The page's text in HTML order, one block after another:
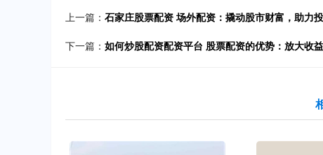
上一篇： 石家庄股票配资 场外配资：撬动股市财富，助力
下一篇： 如何炒股配资配资平台 股票配资的优势：放大收